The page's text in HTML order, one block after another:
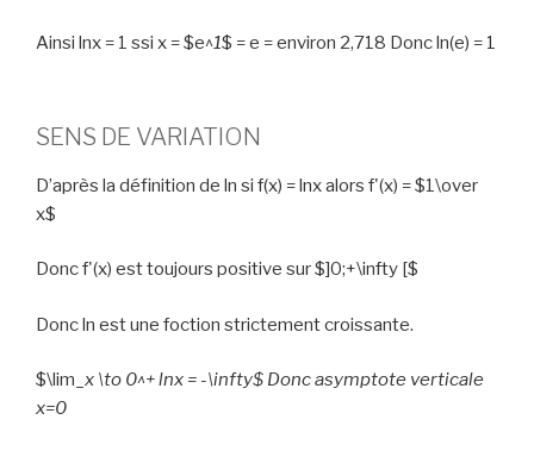
Ainsi lnx = 1 ssi x = $e^1$ = e = environ 2,718 Donc ln(e) = 1
SENS DE VARIATION
D’après la définition de ln si f(x) = lnx alors f'(x) = $1\over
x$
Donc f'(x) est toujours positive sur $]0;+\infty [$
Donc ln est une foction strictement croissante.
$\lim_ x \to 0^+ lnx = -\infty$ Donc asymptote verticale
x=0